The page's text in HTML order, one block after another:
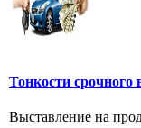
Тонкости срочного
Выставление на